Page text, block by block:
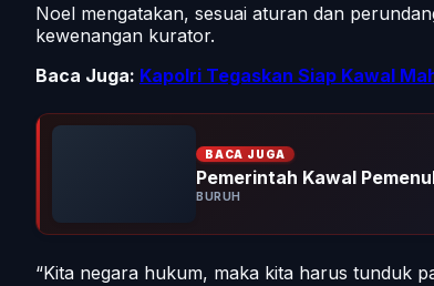
Noel mengatakan, sesuai aturan dan
kewenangan kurator.
Baca Juga: Kapolri Tegaskan Siap Kawal
BACA JUGA
Pemerintah Kawal
BURUH
“Kita negara hukum, maka kita harus tunduk